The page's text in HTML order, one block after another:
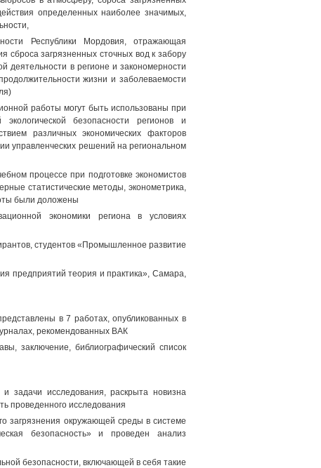
определенных наиболее значимых,
Республики Мордовия, отражающая
сброса загрязненных сточных вод к забору
деятельности в регионе и закономерности
жизни и заболеваемости
работы могут быть использованы при
безопасности регионов и
различных экономических факторов
управленческих решений на региональном
процессе при подготовке экономистов
статистические методы, эконометрика,
были доложены
экономики региона в условиях
студентов «Промышленное развитие
предприятий теория и практика», Самара,
в 7 работах, опубликованных в
рекомендованных ВАК
заключение, библиографический список
задачи исследования, раскрыта новизна
проведенного исследования
загрязнения окружающей среды в системе
безопасность» и проведен анализ
безопасности, включающей в себя такие